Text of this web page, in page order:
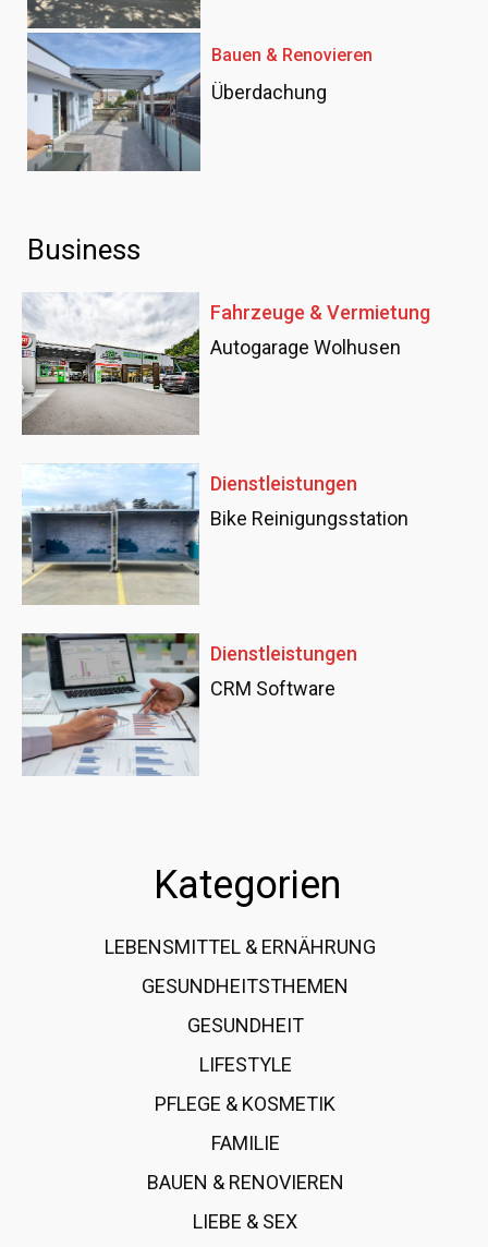
Bauen & Renovieren
Überdachung
Business
Fahrzeuge & Vermietung
Autogarage Wolhusen
Dienstleistungen
Bike Reinigungsstation
Dienstleistungen
CRM Software
Kategorien
LEBENSMITTEL & ERNÄHRUNG
GESUNDHEITSTHEMEN
GESUNDHEIT
LIFESTYLE
PFLEGE & KOSMETIK
FAMILIE
BAUEN & RENOVIEREN
LIEBE & SEX